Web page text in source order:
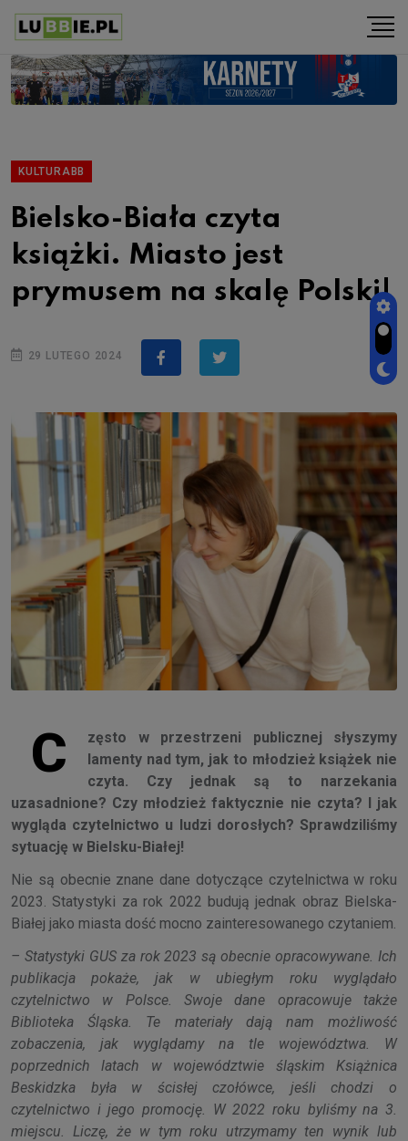
KULTURABB
Bielsko-Biała czyta
książki. Miasto jest
prymusem na skalę Polski!
29 LUTEGO 2024
C
zęsto w przestrzeni publicznej słyszymy
lamenty nad tym, jak to młodzież książek nie
czyta. Czy jednak są to narzekania
uzasadnione? Czy młodzież faktycznie nie czyta? I jak
wygląda czytelnictwo u ludzi dorosłych? Sprawdziliśmy
sytuację w Bielsku-Białej!
Nie są obecnie znane dane dotyczące czytelnictwa w roku
2023. Statystyki za rok 2022 budują jednak obraz Bielska-
Białej jako miasta dość mocno zainteresowanego czytaniem.
– Statystyki GUS za rok 2023 są obecnie opracowywane. Ich
publikacja pokaże, jak w ubiegłym roku wyglądało
czytelnictwo w Polsce. Swoje dane opracowuje także
Biblioteka Śląska. Te materiały dają nam możliwość
zobaczenia, jak wyglądamy na tle województwa. W
poprzednich latach w województwie śląskim Książnica
Beskidzka była w ścisłej czołówce, jeśli chodzi o
czytelnictwo i jego promocję. W 2022 roku byliśmy na 3.
miejscu. Liczę, że w tym roku utrzymamy ten wynik lub